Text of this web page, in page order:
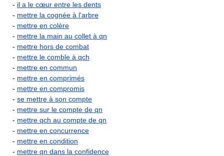
- il a le cœur entre les dents
- mettre la cognée à l'arbre
- mettre en colère
- mettre la main au collet à qn
- mettre hors de combat
- mettre le comble à qch
- mettre en commun
- mettre en comprimés
- mettre en compromis
- se mettre à son compte
- mettre sur le compte de qn
- mettre qch au compte de qn
- mettre en concurrence
- mettre en condition
- mettre qn dans la confidence